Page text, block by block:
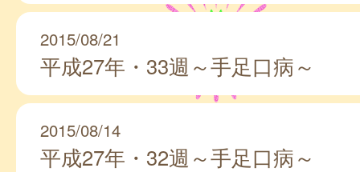
2015/08/21
平成27年・33週～手足口病～
2015/08/14
平成27年・32週～手足口病～